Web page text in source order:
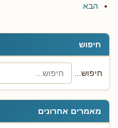
חיפוש
חיפוש...
מאמרים אחרונים
הבא